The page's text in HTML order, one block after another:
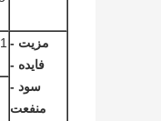
مزیت -
فایده -
سود -
منفعت